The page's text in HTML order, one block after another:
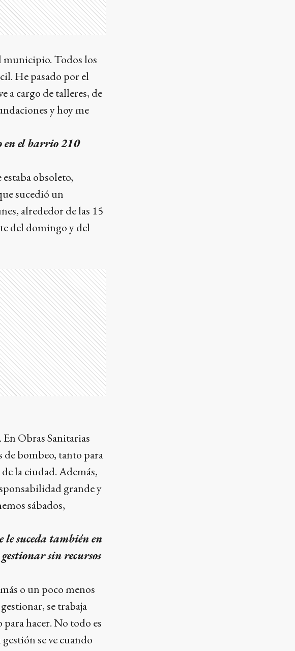
municipio. Todos los
He pasado por el
a cargo de talleres, de
y hoy me
en el barrio 210
obsoleto,
sucedió un
alrededor de las 15
del domingo y del
Obras Sanitarias
de bombeo, tanto para
la ciudad. Además,
grande y
sábados,
suceda también en
sin recursos
o un poco menos
se trabaja
para hacer. No todo es
se ve cuando